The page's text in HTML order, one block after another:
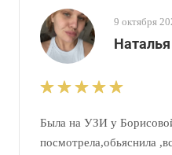
9 октября
Наталья
Была на УЗИ у
посмотрела,обьяснила